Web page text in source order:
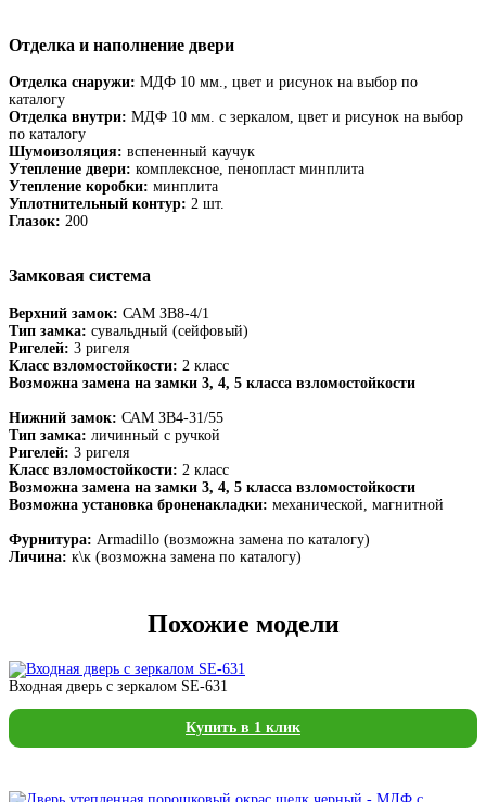
Отделка и наполнение двери
Отделка снаружи: МДФ 10 мм., цвет и рисунок на выбор по
каталогу
Отделка внутри: МДФ 10 мм. с зеркалом, цвет и рисунок на выбор
по каталогу
Шумоизоляция: вспененный каучук
Утепление двери: комплексное, пенопласт минплита
Утепление коробки: минплита
Уплотнительный контур: 2 шт.
Глазок: 200
Замковая система
Верхний замок: САМ ЗВ8-4/1
Тип замка: сувальдный (сейфовый)
Ригелей: 3 ригеля
Класс взломостойкости: 2 класс
Возможна замена на замки 3, 4, 5 класса взломостойкости
Нижний замок: САМ ЗВ4-31/55
Тип замка: личинный с ручкой
Ригелей: 3 ригеля
Класс взломостойкости: 2 класс
Возможна замена на замки 3, 4, 5 класса взломостойкости
Возможна установка броненакладки: механической, магнитной
Фурнитура: Armadillo (возможна замена по каталогу)
Личина: к\к (возможна замена по каталогу)
Похожие модели
Входная дверь с зеркалом SE-631
Купить в 1 клик